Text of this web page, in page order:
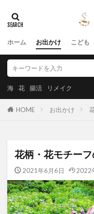
ホーム お出かけ こども
海 花 腸活 リメイク
HOME お出かけ
花柄・花モチー
2021年6月6日 2022